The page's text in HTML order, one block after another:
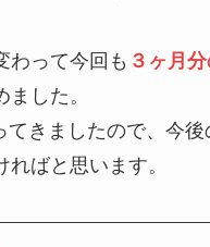
わって今回も ３ヶ月
ました。
てきましたので、今後
ばと思います。